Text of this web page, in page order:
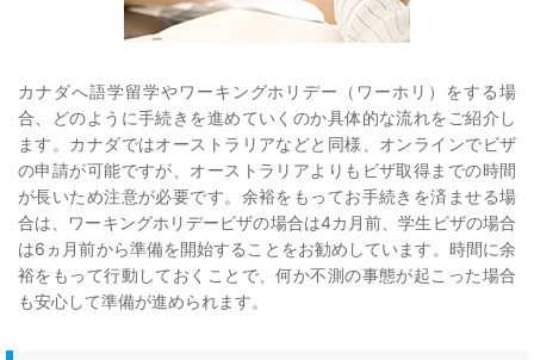
カナダへ語学留学やワーキングホリデー（ワーホリ）をする場
合、どのように手続きを進めていくのか具体的な流れをご紹介し
ます。カナダではオーストラリアなどと同様、オンラインでビザ
の申請が可能ですが、オーストラリアよりもビザ取得までの時間
が長いため注意が必要です。余裕をもってお手続きを済ませる場
合は、ワーキングホリデービザの場合は4カ月前、学生ビザの場合
は6ヵ月前から準備を開始することをお勧めしています。時間に余
裕をもって行動しておくことで、何か不測の事態が起こった場合
も安心して準備が進められます。